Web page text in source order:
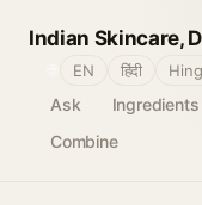
Indian Skincare,
Ask Ingredients
Combine
EN हिंदी